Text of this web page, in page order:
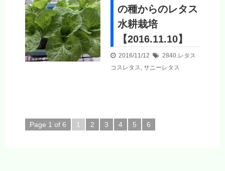
の種からのレタス
水耕栽培
【2016.11.10】
2016/11/12
2840.レタス
コスレタス, サニーレタス
Page 1 of 6 1 2 3 4 5 6